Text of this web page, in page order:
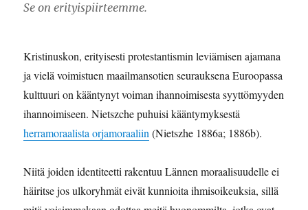
Se on erityispiirteemme.
Kristinuskon, erityisesti protestantismin leviämisen ajamana
ja vielä voimistuen maailmansotien seurauksena Euroopassa
kulttuuri on kääntynyt voiman ihannoimisesta syyttömyyden
ihannoimiseen. Nietszche puhuisi kääntymyksestä
herramoraalista orjamoraaliin(Nietszhe 1886a; 1886b).
Niitä joiden identiteetti rakentuu Lännen moraalisuudelle ei
häiritse jos ulkoryhmät eivät kunnioita ihmisoikeuksia, sillä